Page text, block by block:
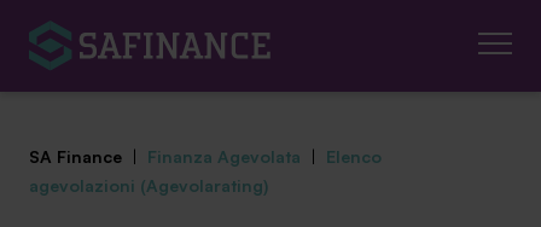
SA Finance | Finanza Agevolata | Elenco
agevolazioni (Agevolarating)